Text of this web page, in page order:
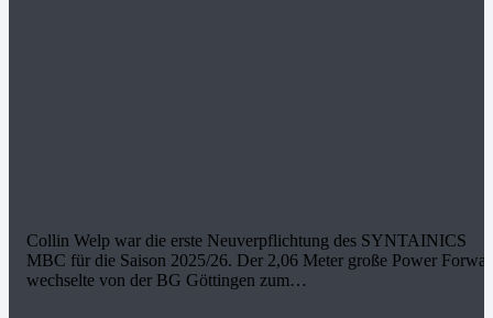
Collin Welp war die erste Neuverpflichtung des SYNTAINICS
MBC für die Saison 2025/26. Der 2,06 Meter große Power
wechselte von der BG Göttingen zum…